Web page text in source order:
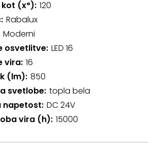
(x°) 120
Rabalux
Moderni
osvetlitve LED 16
vira 16
(lm) 850
svetlobe topla bela
napetost DC 24V
vira (h) 15000